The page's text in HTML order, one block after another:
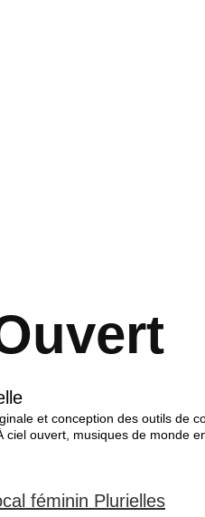
et conception des outils de
ciel ouvert, musiques de monde
féminin Plurielles